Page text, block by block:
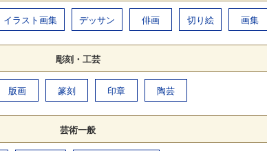
イラスト画集 デッサン 俳画 切り絵 画集
彫刻・工芸
版画 篆刻 印章 陶芸
芸術一般